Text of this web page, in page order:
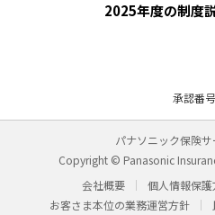
2025年度の制度
承認番
パナソニック保険
Copyright © Panasonic
会社概要
個人情報保護
お客さま本位の業務運営方針